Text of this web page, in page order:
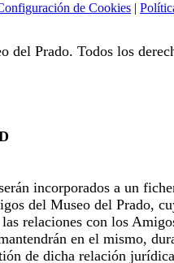
de Cookies |
del Prado. Todos los
incorporados a un
del Museo del Prado,
relaciones con los
en el mismo,
de dicha relación